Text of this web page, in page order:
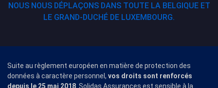
NOUS NOUS DÉPLAÇONS DANS TOUTE LA BELGIQUE ET
LE GRAND-DUCHÉ DE LUXEMBOURG.
Suite au règlement européen en matière de protection des
données à caractère personnel, vos droits sont renforcés
depuis le 25 mai 2018 . Solidas Assurances est sensible à la